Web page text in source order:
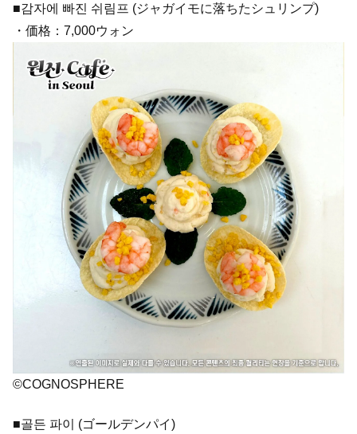
■감자에 빠진 쉬림프 (ジャガイモに落ちたシュリンプ)
・価格：7,000ウォン
©COGNOSPHERE
■골든 파이 (ゴールデンパイ)